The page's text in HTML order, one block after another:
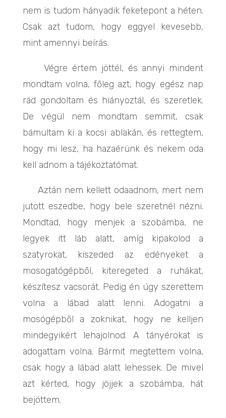
nem is tudom hányadik feketepont a héten.
Csak azt tudom, hogy eggyel kevesebb,
mint amennyi beírás.
Végre értem jöttél, és annyi mindent
mondtam volna, főleg azt, hogy egész nap
rád gondoltam és hiányoztál, és szeretlek.
De végül nem mondtam semmit, csak
bámultam ki a kocsi ablakán, és rettegtem,
hogy mi lesz, ha hazaérünk és nekem oda
kell adnom a tájékoztatómat.
Aztán nem kellett odaadnom, mert nem
jutott eszedbe, hogy bele szeretnél nézni.
Mondtad, hogy menjek a szobámba, ne
legyek itt láb alatt, amíg kipakolod a
szatyrokat, kiszeded az edényeket a
mosogatógépből, kiteregeted a ruhákat,
készítesz vacsorát. Pedig én úgy szerettem
volna a lábad alatt lenni. Adogatni a
mosógépből a zoknikat, hogy ne kelljen
mindegyikért lehajolnod. A tányérokat is
adogattam volna. Bármit megtettem volna,
csak hogy a lábad alatt lehessek. De mivel
azt kérted, hogy jöjjek a szobámba, hát
bejöttem.